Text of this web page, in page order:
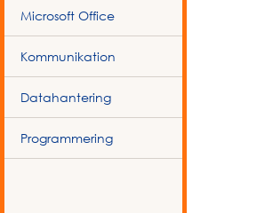
Microsoft Office
Kommunikation
Datahantering
Programmering